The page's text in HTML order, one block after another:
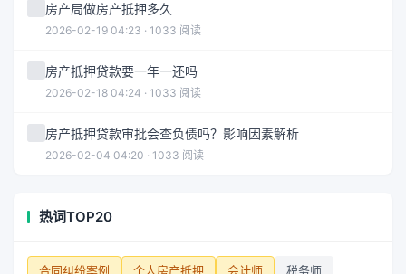
房产局做房产抵押多久
2026-02-19 04:23 · 1033 阅读
房产抵押贷款要一年一还吗
2026-02-18 04:24 · 1033 阅读
房产抵押贷款审批会查负债吗？影响因素解析
2026-02-04 04:20 · 1033 阅读
热词TOP20
合同纠纷案例 个人房产抵押 会计师
税务师